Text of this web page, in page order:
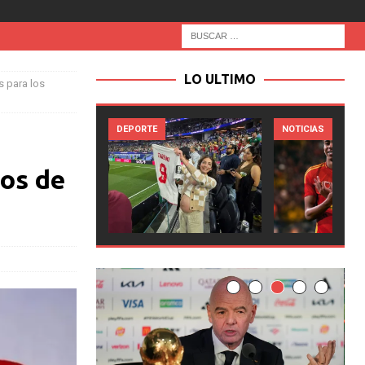
para los
de
LO ULTIMO
NOTICIAS NOTICIAS